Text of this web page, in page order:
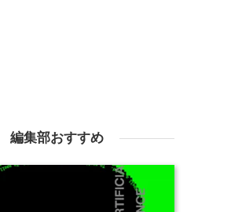
編集部おすすめ